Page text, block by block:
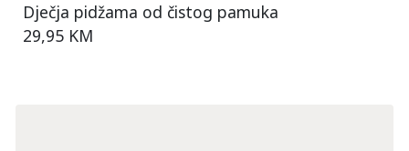
Dječja pidžama od čistog pamuka
29,95 KM